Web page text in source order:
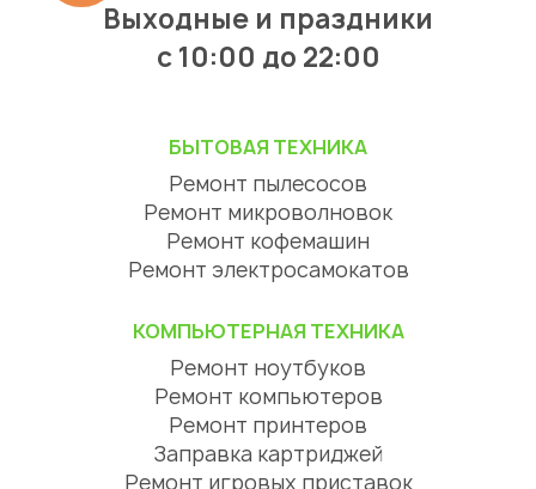
Выходные и праздники
с 10:00 до 22:00
БЫТОВАЯ ТЕХНИКА
Ремонт пылесосов
Ремонт микроволновок
Ремонт кофемашин
Ремонт электросамокатов
КОМПЬЮТЕРНАЯ ТЕХНИКА
Ремонт ноутбуков
Ремонт компьютеров
Ремонт принтеров
Заправка картриджей
Ремонт игровых приставок